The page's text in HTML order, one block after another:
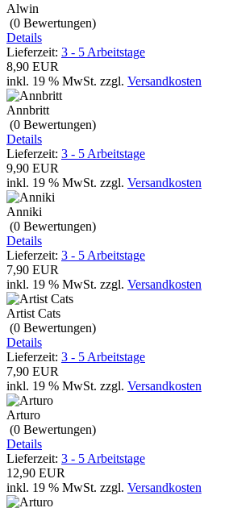
Alwin
(0 Bewertungen)
Details
Lieferzeit: 3 - 5 Arbeitstage
8,90 EUR
inkl. 19 % MwSt. zzgl. Versandkosten
Annbritt
(0 Bewertungen)
Details
Lieferzeit: 3 - 5 Arbeitstage
9,90 EUR
inkl. 19 % MwSt. zzgl. Versandkosten
Anniki
(0 Bewertungen)
Details
Lieferzeit: 3 - 5 Arbeitstage
7,90 EUR
inkl. 19 % MwSt. zzgl. Versandkosten
Artist Cats
(0 Bewertungen)
Details
Lieferzeit: 3 - 5 Arbeitstage
7,90 EUR
inkl. 19 % MwSt. zzgl. Versandkosten
Arturo
(0 Bewertungen)
Details
Lieferzeit: 3 - 5 Arbeitstage
12,90 EUR
inkl. 19 % MwSt. zzgl. Versandkosten